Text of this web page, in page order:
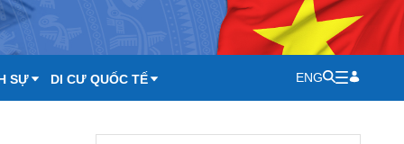
SỰ DI CƯ QUỐC TẾ ENG